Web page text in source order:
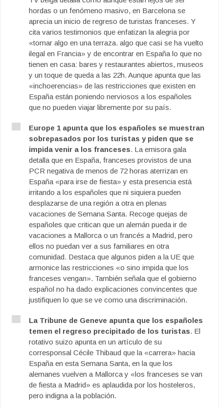
hordas o un fenómeno masivo, en Barcelona se
aprecia un inicio de regreso de turistas franceses. Y
cita varios testimonios que enfatizan la alegria por
«tomar algo en una terraza. algo que casi se ha vuelto
ilegal en Francia» y de encontrar en España lo que no
tienen en casa: bares y restaurantes abiertos, museos
y un toque de queda a las 22h. Aunque apunta que las
«inchoerencias» de las restricciones que existen en
España están poniendo nerviosos a los españoles
que no pueden viajar libremente por su país.
Europe 1 apunta que los españoles se muestran
sobrepasados por los turistas y piden que se
impida venir a los franceses. La emisora gala
detalla que en España, franceses provistos de una
PCR negativa de menos de 72 horas aterrizan en
España «para irse de fiesta» y esta presencia está
irritando a los españoles que ni siquiera pueden
desplazarse de una región a otra en plenas
vacaciones de Semana Santa. Recoge quejas de
españoles que critican que un alemán pueda ir de
vacaciones a Mallorca o un francés a Madrid, pero
ellos no puedan ver a sus familiares en otra
comunidad. Destaca que algunos piden a la UE que
armonice las restricciones «o sino impida que los
franceses vengan». También señala que el gobierno
español no ha dado explicaciones convincentes que
justifiquen lo que se ve como una discriminación.
La Tribune de Geneve apunta que los españoles
temen el regreso precipitado de los turistas. El
rotativo suizo apunta en un artículo de su
corresponsal Cécile Thibaud que la «carrera» hacia
España en esta Semana Santa, en la que los
alemanes vuelven a Mallorca y «los franceses se van
de fiesta a Madrid» es aplaudida por los hosteleros,
pero indigna a la población.